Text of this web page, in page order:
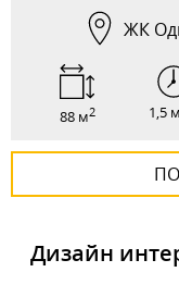
ЖК
88 м2 1,5
Дизайн